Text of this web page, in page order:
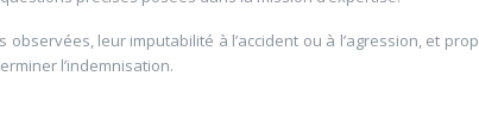
leur imputabilité à l’accident ou à l’agression, et
l’indemnisation.